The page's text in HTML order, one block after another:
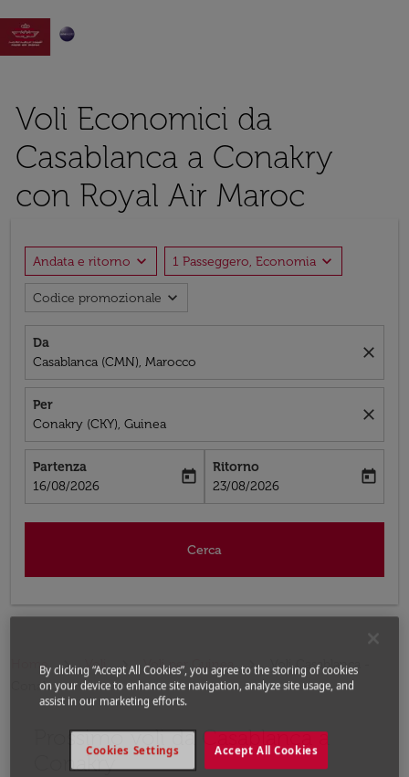

Voli Economici da
Casablanca a Conakry
con Royal Air Maroc
Andata e ritorno expand_more 1 Passeggero, Economia expand_more
Codice promozionale expand_more
Da
Casablanca (CMN), Marocco
close
Per
Conakry (CKY), Guinea
close
Partenza
fc-booking-departure-date-aria-label
16/08/2026
today
Ritorno
fc-booking-return-date-aria-label
23/08/2026
today
Cerca
Home Voli Voli per Guinea
Voli Casablanca -
Conakry
Prossimo voli da Casablanca a
Conakry
Prova un mese alternativo oppure interagisci con i
By clicking “Accept All Cookies”, you agree to the storing of cookies
on your device to enhance site navigation, analyze site usage, and
assist in our marketing efforts.
Accept All Cookies
Cookies Settings